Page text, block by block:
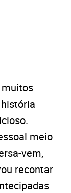
muitos
meio
vem,
recontar